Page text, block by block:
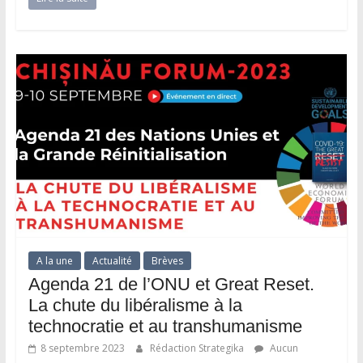
A la une Actualité Brèves
Agenda 21 de l’ONU et Great Reset.
La chute du libéralisme à la
technocratie et au transhumanisme
8 septembre 2023 Rédaction Strategika
Aucun